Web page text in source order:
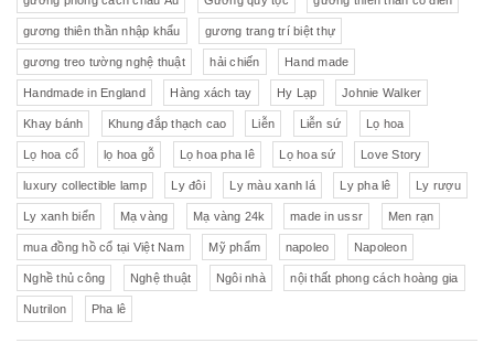
gương thiên thần nhập khẩu gương trang trí biệt thự
gương treo tường nghệ thuật hải chiến Hand made
Handmade in England Hàng xách tay Hy Lạp Johnie Walker
Khay bánh Khung đắp thạch cao Liễn Liễn sứ Lọ hoa
Lọ hoa cổ lọ hoa gỗ Lọ hoa pha lê Lọ hoa sứ Love Story
luxury collectible lamp Ly đôi Ly màu xanh lá Ly pha lê Ly rượu
Ly xanh biển Mạ vàng Mạ vàng 24k made in ussr Men rạn
mua đồng hồ cổ tại Việt Nam Mỹ phẩm napoleo Napoleon
Nghề thủ công Nghệ thuật Ngôi nhà nội thất phong cách hoàng gia
Nutrilon Pha lê